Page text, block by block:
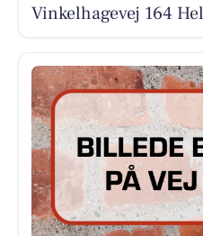
Vinkelhagevej 164